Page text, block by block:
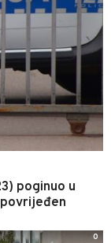
poginuo u
0